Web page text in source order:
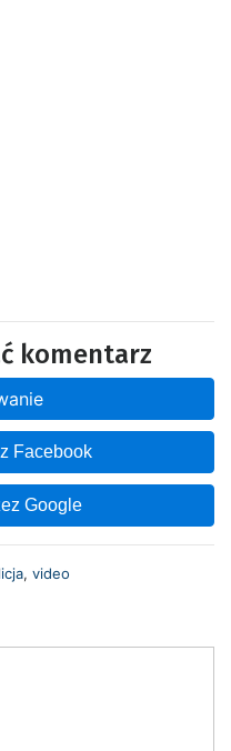
komentarz
Facebook
Google
, video